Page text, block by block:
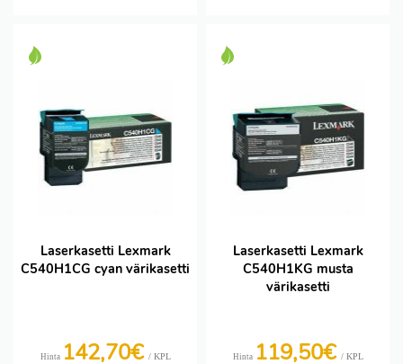
Laserkasetti Lexmark
C540H1CG cyan värikasetti
Hinta 142,70€ / KPL
Laserkasetti Lexmark
C540H1KG musta
värikasetti
Hinta 119,50€ / KPL